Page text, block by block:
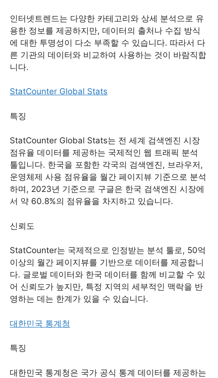
인터넷트렌드는 다양한 카테고리와 상세 분석으로 유
용한 정보를 제공하지만, 데이터의 출처나 수집 방식
에 대한 투명성이 다소 부족할 수 있습니다. 따라서 다
른 기관의 데이터와 비교하여 사용하는 것이 바람직합
니다.
StatCounter Global Stats
특징
StatCounter Global Stats는 전 세계 검색엔진 시장
점유율 데이터를 제공하는 국제적인 웹 트래픽 분석
툴입니다. 한국을 포함한 각국의 검색엔진, 브라우저,
운영체제 사용 점유율을 월간 페이지뷰 기준으로 분석
하며, 2023년 기준으로 구글은 한국 검색엔진 시장에
서 약 60.8%의 점유율을 차지하고 있습니다.
신뢰도
StatCounter는 국제적으로 인정받는 분석 툴로, 50억
이상의 월간 페이지뷰를 기반으로 데이터를 제공합니
다. 글로벌 데이터와 한국 데이터를 함께 비교할 수 있
어 신뢰도가 높지만, 특정 지역의 세부적인 맥락을 반
영하는 데는 한계가 있을 수 있습니다.
대한민국 통계청
특징
대한민국 통계청은 국가 공식 통계 데이터를 제공하는